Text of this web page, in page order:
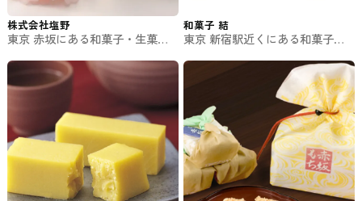
株式会社塩野
東京 赤坂にある和菓子・生菓子
和菓子 結
東京 新宿駅近くにある和菓子の
店）#スイーツ